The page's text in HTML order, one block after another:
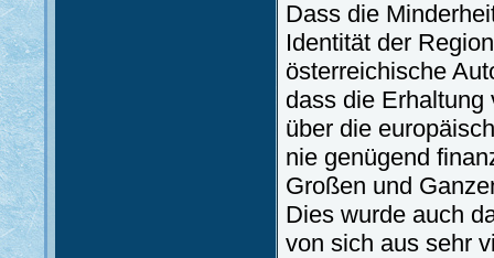
Dass die
Identität der
österreichische
dass die Erhaltung
über die
nie genügend
Großen und
Dies wurde auch
von sich aus sehr